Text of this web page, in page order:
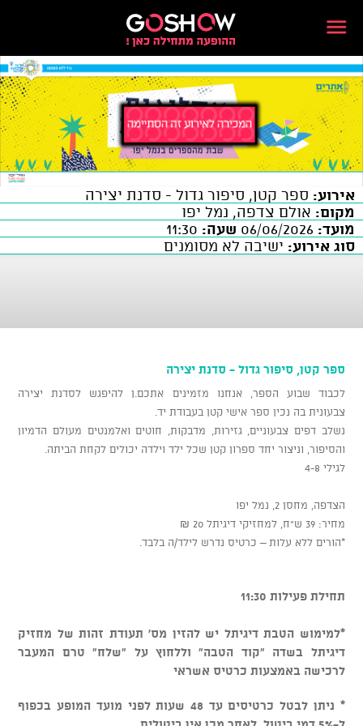
אירוע: ספר קטן, סיפור גדול - סדנת יצירה
מקום: אולם צדפה, נמל יפו
מועד:
שעה:
סוג אירוע: ישיבה לא מסומנים
ספר קטן, סיפור גדול - סדנת יצירה
לכבוד שבוע הספר, אנחנו מזמינים אתכם.ן להיפגש לסדנת יצירה
צבעונית בה נכין ספר אישי קטן בעבודת יד.
נשלב דפים צבעוניים, גזירות, מדבקות, חוטים ואלמנטים מעולם הדמיון
והסיפור, וניצור יחד ספרון קטן שכל ילד וילדה יכולים לקחת הביתה.
לגילי 4-8
הצדפה, מחסן 2, נמל יפו
מחיר: 39 ש"ח, למחזיקי דיגיתל 20 ₪
*הורים ללא עלות – כרטיס נדרש לילד/ה בלבד.
תחילת פעילות 11:30
*למימוש הטבת דיגיתל יש להזין מס' תעודת זהות של מחזיק
דיגיתל בשדה "קוד הטבה" וללחוץ על "שלח" טרם המעבר
לרכישה באמצעות כרטיס אשראי
* ניתן לבטל כרטיסים עד 48 שעות לפני מועד המופע בכפוף